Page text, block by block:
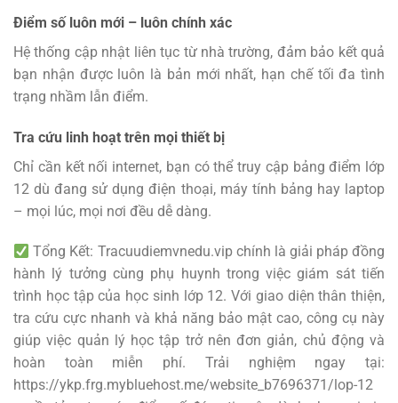
Điểm số luôn mới – luôn chính xác
Hệ thống cập nhật liên tục từ nhà trường, đảm bảo kết quả
bạn nhận được luôn là bản mới nhất, hạn chế tối đa tình
trạng nhầm lẫn điểm.
Tra cứu linh hoạt trên mọi thiết bị
Chỉ cần kết nối internet, bạn có thể truy cập bảng điểm lớp
12 dù đang sử dụng điện thoại, máy tính bảng hay laptop
– mọi lúc, mọi nơi đều dễ dàng.
Tổng Kết: Tracuudiemvnedu.vip chính là giải pháp đồng
hành lý tưởng cùng phụ huynh trong việc giám sát tiến
trình học tập của học sinh lớp 12. Với giao diện thân thiện,
tra cứu cực nhanh và khả năng bảo mật cao, công cụ này
giúp việc quản lý học tập trở nên đơn giản, chủ động và
hoàn toàn miễn phí. Trải nghiệm ngay tại:
https://ykp.frg.mybluehost.me/website_b7696371/lop-12